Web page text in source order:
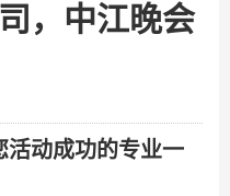
，中江晚会
活动成功的专业一